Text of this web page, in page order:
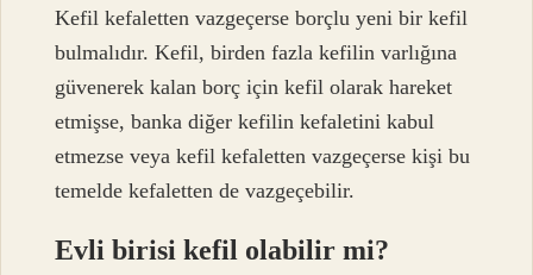
Kefil kefaletten vazgeçerse borçlu yeni bir kefil
bulmalıdır. Kefil, birden fazla kefilin varlığına
güvenerek kalan borç için kefil olarak hareket
etmişse, banka diğer kefilin kefaletini kabul
etmezse veya kefil kefaletten vazgeçerse kişi bu
temelde kefaletten de vazgeçebilir.
Evli birisi kefil olabilir mi?